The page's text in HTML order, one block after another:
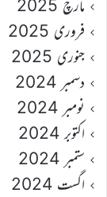
مارچ 2025
فروری 2025
جنوری 2025
دسمبر 2024
نومبر 2024
اکتوبر 2024
ستمبر 2024
اگست 2024